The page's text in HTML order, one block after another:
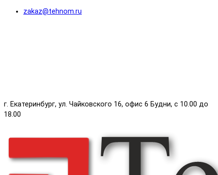
zakaz@tehnom.ru
г. Екатеринбург, ул. Чайковского 16, офис 6 Будни, с 10.00 до
18.00